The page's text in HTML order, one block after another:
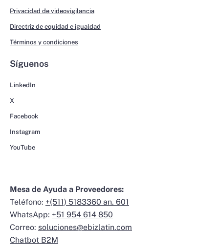
Privacidad de videovigilancia
Directriz de equidad e igualdad
Términos y condiciones
Síguenos
LinkedIn
X
Facebook
Instagram
YouTube
Mesa de Ayuda a Proveedores:
Teléfono: +(511) 5183360 an. 601
WhatsApp: +51 954 614 850
Correo: soluciones@ebizlatin.com
Chatbot B2M